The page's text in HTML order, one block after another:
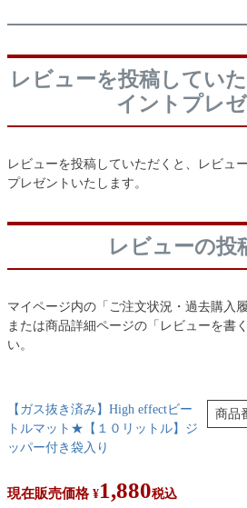
レビューを投稿してい
イントプレ
レビューを投稿していただくと、レビュ
プレゼントいたします。
レビューの投
マイページ内の「ご注文状況・過去購入
または商品詳細ページの「レビューを書
い。
【ガス抜き済み】High effectビー
トルマット★【１０リットル】ジ
ッパー付き袋入り
商品
現在販売価格 ¥1,880税込